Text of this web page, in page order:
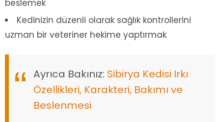
beslemek
Kedinizin düzenli olarak sağlık kontrollerini
uzman bir veteriner hekime yaptırmak
Ayrıca Bakınız: Sibirya Kedisi Irkı
Özellikleri, Karakteri, Bakımı ve
Beslenmesi